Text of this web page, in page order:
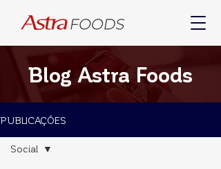
Blog Astra Foods
PUBLICAÇÕES
Social